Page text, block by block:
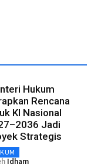
Hukum
Rencana
KI Nasional
Jadi
Strategis
Idham